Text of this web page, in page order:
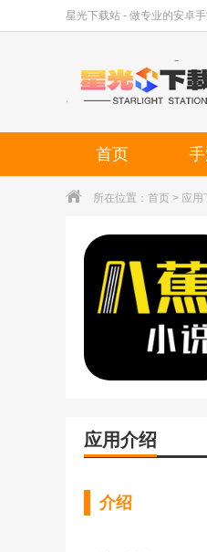
星光下载站 - 做专业的安卓
首页
所在位置： 首页 > 应用
应用介绍
介绍